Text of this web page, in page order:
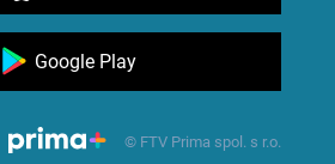
Google Play
© FTV Prima spol. s r.o.